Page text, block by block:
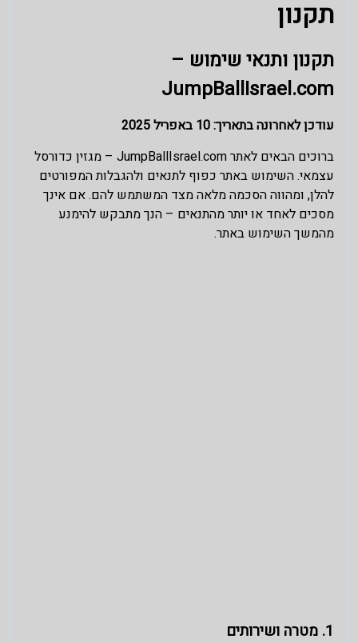
תקנון
תקנון ותנאי שימוש –
JumpBallIsrael.com
עודכן לאחרונה בתאריך: 10 באפריל 2025
ברוכים הבאים לאתר JumpBallIsrael.com – מגזין כדורסל
עצמאי. השימוש באתר כפוף לתנאים ולהגבלות המפורטים
להלן, ומהווה הסכמה מלאה מצד המשתמש להם. אם אינך
מסכים לאחד או יותר מהתנאים – הנך מתבקש להימנע
מהמשך השימוש באתר.
1. מטרה ושירותים